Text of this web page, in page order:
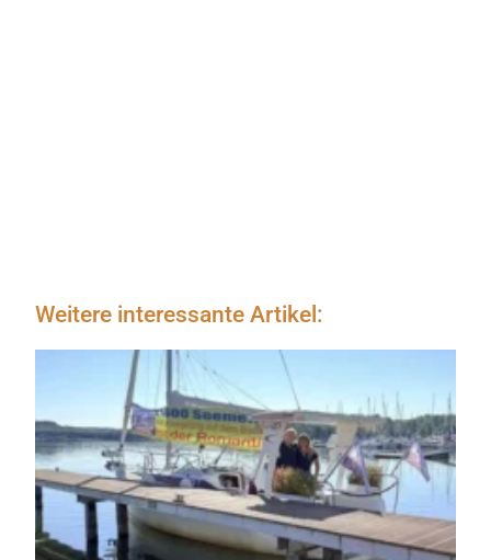
Weitere interessante Artikel: